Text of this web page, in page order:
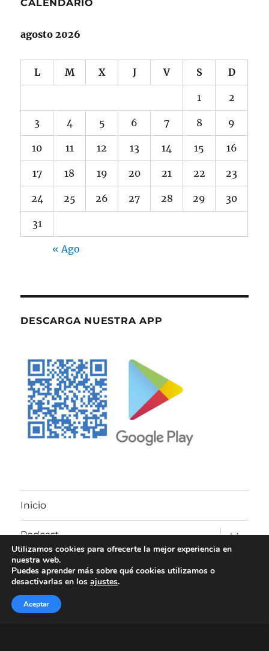
CALENDARIO
agosto 2026
L M X J V S D
1 2
3 4 5 6 7 8 9
10 11 12 13 14 15 16
17 18 19 20 21 22 23
24 25 26 27 28 29 30
31
« Ago
DESCARGA NUESTRA APP
Inicio
Podcast
expande
menú
Visita nuestro canal de Youtube
Contacto
Utilizamos cookies para ofrecerte la mejor experiencia en
nuestra web.
Puedes aprender más sobre qué cookies utilizamos o
desactivarlas en los ajustes.
Aceptar